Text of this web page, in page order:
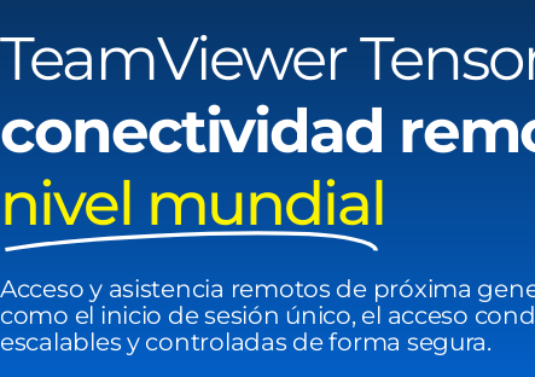
TeamViewer
conectividad
nivel mundial
Acceso y asistencia remotos de próxima
como el inicio de sesión único, el acceso
escalables y controladas de forma segura.